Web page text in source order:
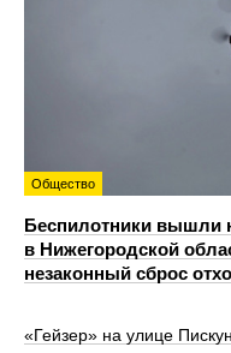
Общество
Беспилотники вышли
в Нижегородской
незаконный сброс
«Гейзер» на улице